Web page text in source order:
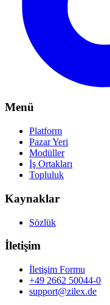
Menü
Platform
Pazar Yeri
Modüller
İş Ortakları
Topluluk
Kaynaklar
Sözlük
İletişim
İletişim Formu
+49 2662 50044-0
support@zilex.de